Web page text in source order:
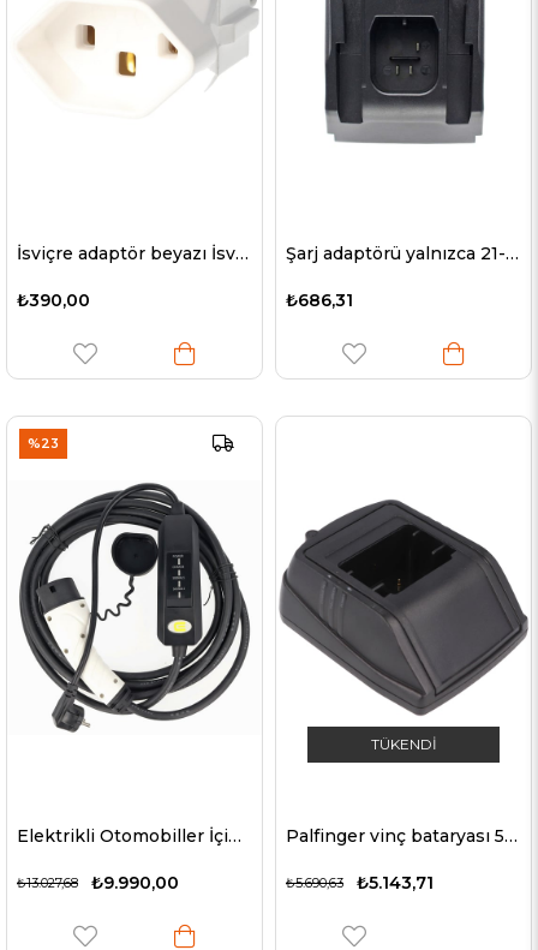
İsviçre adaptör beyazı İsviçre fişinden Schuko kuplajına toprak iletkenli 230 volt ve 10A
₺390,00
Şarj adaptörü yalnızca 21-36V üniversal şarj cihazı ana ünitemiz ile birlikte Hilti B22 / 2.6 için uygundur
₺686,31
Elektrikli Otomobiller İçin Taşınabilir Şarj Kablosu- Ev Tipi Araç Şarj Kablosu 230V 13A 3.0 kW
₺9.990,00
₺13.027,68
%23
TÜKENDI
Palfinger vinç bataryası 590, 960 için şarj cihazı, elektrik fişi dahil deşarj fonksiyonlu
₺5.143,71
₺5.690,63